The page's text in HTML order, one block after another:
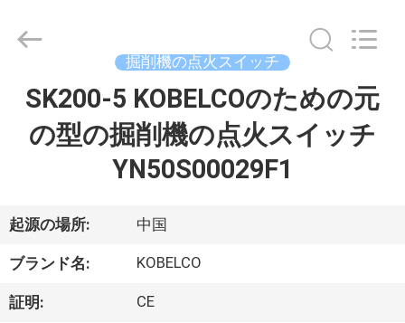
ダ
ク
ト
2026
Beijing
Management
Services
掘削機の点火スイッチ
SK200-5 KOBELCOのための元
の型の掘削機の点火スイッチ
YN50S00029F1
起源の場所: 中国
ブランド名: KOBELCO
証明: CE